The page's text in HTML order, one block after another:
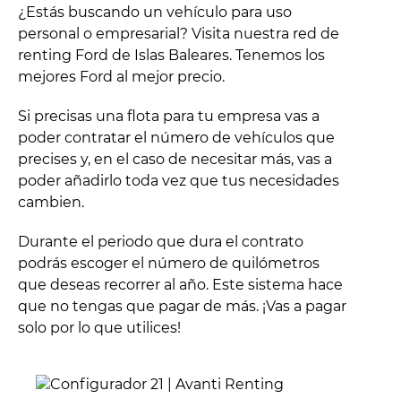
¿Estás buscando un vehículo para uso
personal o empresarial? Visita nuestra red de
renting Ford de Islas Baleares. Tenemos los
mejores Ford al mejor precio.
Si precisas una flota para tu empresa vas a
poder contratar el número de vehículos que
precises y, en el caso de necesitar más, vas a
poder añadirlo toda vez que tus necesidades
cambien.
Durante el periodo que dura el contrato
podrás escoger el número de quilómetros
que deseas recorrer al año. Este sistema hace
que no tengas que pagar de más. ¡Vas a pagar
solo por lo que utilices!